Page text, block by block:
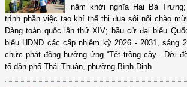
năm khởi nghĩa Hai Bà
trình phần việc tạo khí thế thi đua sôi nổi chào
Đảng toàn quốc lần thứ XIV; bầu cử đại biểu
biểu HĐND các cấp nhiệm kỳ 2026 - 2031, sáng
chức phát động hưởng ứng “Tết trồng cây - Đời
tổ dân phố Thái Thuận, phường Bình Định.